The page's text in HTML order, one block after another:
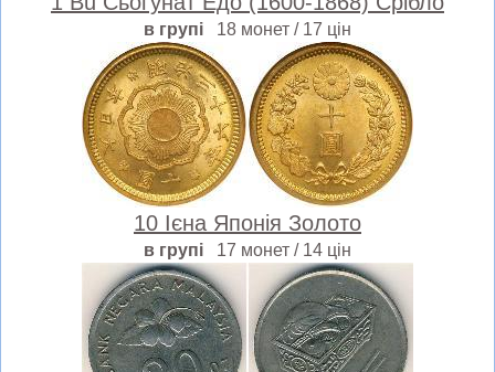
в групі 18 монет / 17 цін
10 Ієна Японія Золото
в групі 17 монет / 14 цін